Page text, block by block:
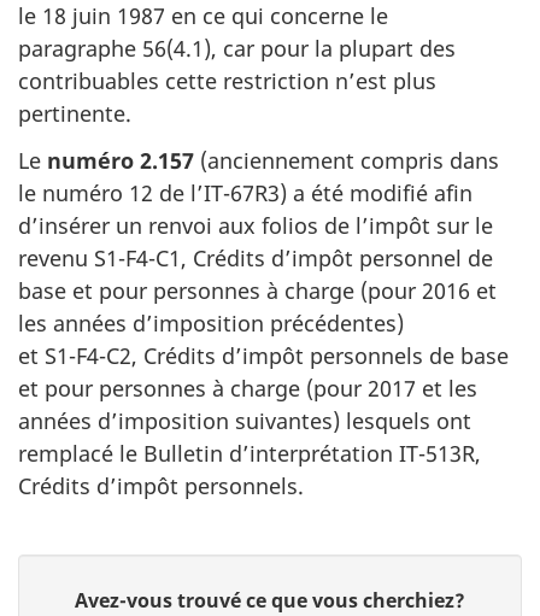
le 18 juin 1987 en ce qui concerne le
paragraphe 56(4.1), car pour la plupart des
contribuables cette restriction n’est plus
pertinente.
Le numéro 2.157 (anciennement compris dans
le numéro 12 de l’IT-67R3) a été modifié afin
d’insérer un renvoi aux folios de l’impôt sur le
revenu S1-F4-C1, Crédits d’impôt personnel de
base et pour personnes à charge (pour 2016 et
les années d’imposition précédentes)
et S1-F4-C2, Crédits d’impôt personnels de base
et pour personnes à charge (pour 2017 et les
années d’imposition suivantes) lesquels ont
remplacé le Bulletin d’interprétation IT-513R,
Crédits d’impôt personnels.
Avez-vous trouvé ce que vous cherchiez?